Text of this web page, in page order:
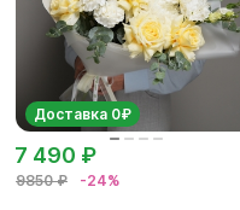
Доставка 0₽
9850 ₽ -24%
7 490 ₽